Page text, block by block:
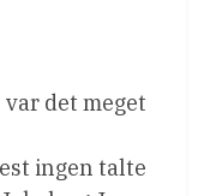
det meget
ingen talte